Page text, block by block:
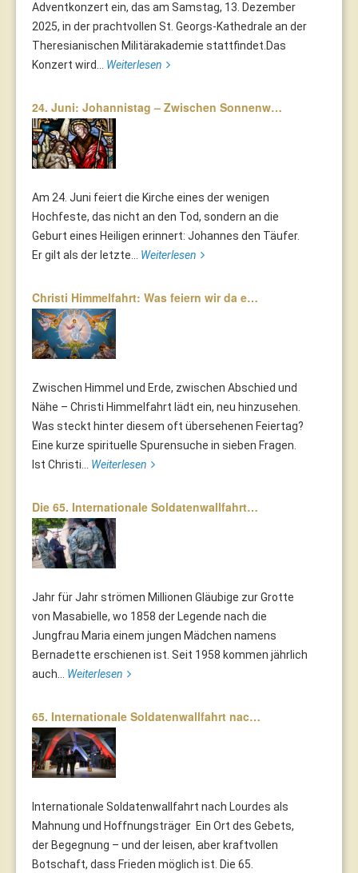
Adventkonzert ein, das am Samstag, 13. Dezember
2025, in der prachtvollen St. Georgs-Kathedrale an der
Theresianischen Militärakademie stattfindet.Das
Konzert wird... Weiterlesen
24. Juni: Johannistag – Zwischen Sonnenw…
Am 24. Juni feiert die Kirche eines der wenigen
Hochfeste, das nicht an den Tod, sondern an die
Geburt eines Heiligen erinnert: Johannes den Täufer.
Er gilt als der letzte... Weiterlesen
Christi Himmelfahrt: Was feiern wir da e…
Zwischen Himmel und Erde, zwischen Abschied und
Nähe – Christi Himmelfahrt lädt ein, neu hinzusehen.
Was steckt hinter diesem oft übersehenen Feiertag?
Eine kurze spirituelle Spurensuche in sieben Fragen.
Ist Christi... Weiterlesen
Die 65. Internationale Soldatenwallfahrt…
Jahr für Jahr strömen Millionen Gläubige zur Grotte
von Masabielle, wo 1858 der Legende nach die
Jungfrau Maria einem jungen Mädchen namens
Bernadette erschienen ist. Seit 1958 kommen jährlich
auch... Weiterlesen
65. Internationale Soldatenwallfahrt nac…
Internationale Soldatenwallfahrt nach Lourdes als
Mahnung und Hoffnungsträger Ein Ort des Gebets,
der Begegnung – und der leisen, aber kraftvollen
Botschaft, dass Frieden möglich ist. Die 65.